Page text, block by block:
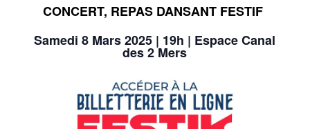
CONCERT, REPAS DANSANT FESTIF
Samedi 8 Mars 2025 | 19h | Espace Canal
des 2 Mers